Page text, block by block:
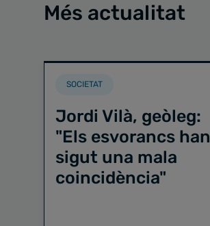
Més actualitat
SOCIETAT
Jordi Vilà, geòleg:
"Els esvorancs han
sigut una mala
coincidència"